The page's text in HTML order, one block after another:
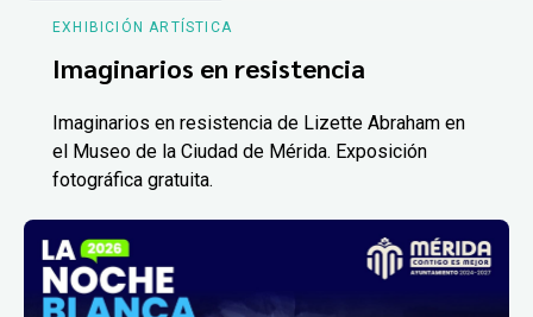
EXHIBICIÓN ARTÍSTICA
Imaginarios en resistencia
Imaginarios en resistencia de Lizette Abraham en
el Museo de la Ciudad de Mérida. Exposición
fotográfica gratuita.